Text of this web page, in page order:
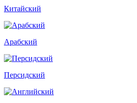
Китайский
Арабский
Персидский